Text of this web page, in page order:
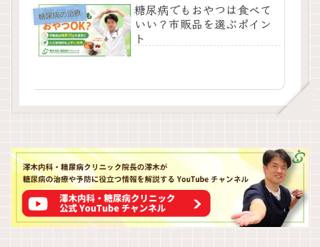
糖尿病の治療
糖尿病でもおやつは食べて
いい？市販品を選ぶポイン
ト